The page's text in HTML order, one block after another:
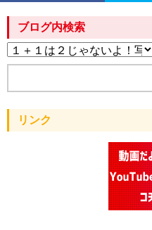
ブログ内検索
リンク